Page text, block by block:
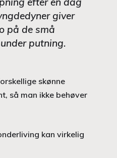
giver
på de små
putning.
skønne
så man ikke behøver
kan virkelig